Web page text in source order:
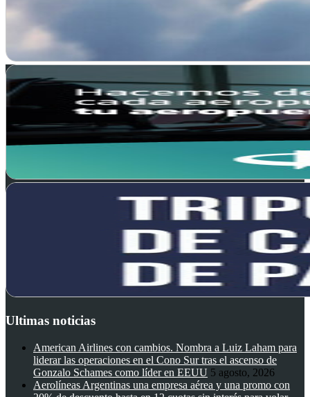
Ultimas noticias
American Airlines con cambios. Nombra a Luiz Laham para
liderar las operaciones en el Cono Sur tras el ascenso de
Gonzalo Schames como líder en EEUU 5 agosto, 2026
Aerolíneas Argentinas una empresa aérea y una promo con